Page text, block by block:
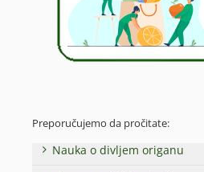
Preporučujemo da pročitate:
Nauka o divljem origanu